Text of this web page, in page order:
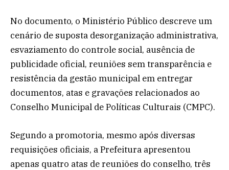
No documento, o Ministério Público descreve um
cenário de suposta desorganização administrativa,
esvaziamento do controle social, ausência de
publicidade oficial, reuniões sem transparência e
resistência da gestão municipal em entregar
documentos, atas e gravações relacionados ao
Conselho Municipal de Políticas Culturais (CMPC).
Segundo a promotoria, mesmo após diversas
requisições oficiais, a Prefeitura apresentou
apenas quatro atas de reuniões do conselho, três